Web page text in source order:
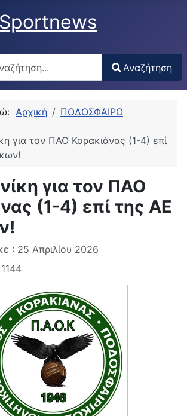
2 or more characters for results.
Αναζήτηση
Αρχική
ΠΟΔΟΣΦΑΙΡΟ
για τον ΠΑΟ Κορακιάνας (1-4) επί
για τον ΠΑΟ
(1-4) επί της ΑΕ
: 25 Απριλίου 2026